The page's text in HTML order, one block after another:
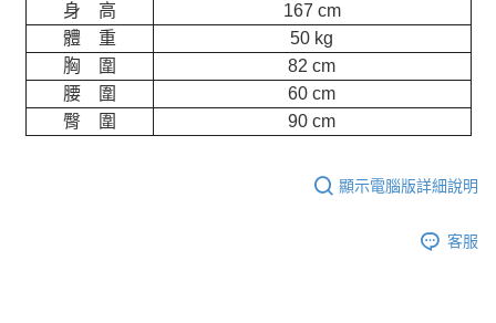
身 高
167 cm
體 重
50 kg
胸 圍
82 cm
腰 圍
60 cm
臀 圍
90 cm
顯示電腦版詳細說明
客服